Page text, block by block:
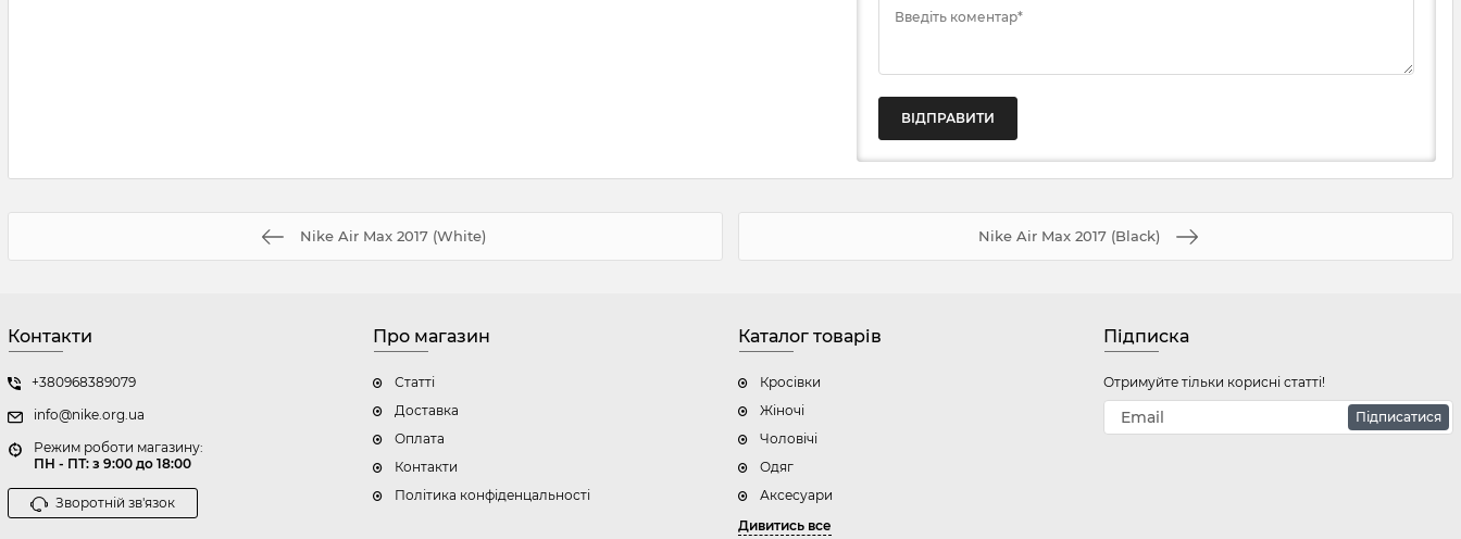
Введіть коментар*
Nike Air Max 2017 (White) Nike Air Max 2017 (Black)
Контакти
+380968389079
info@nike.org.ua
Режим роботи магазину:
ПН - ПТ: з 9:00 до 18:00
Зворотній зв'язок
Про магазин
Статті
Доставка
Оплата
Контакти
Політика конфіденцальності
Каталог товарів
Кросівки
Жіночі
Чоловічі
Одяг
Аксесуари
Дивитись все
Підписка
Отримуйте тільки корисні статті!
Підписатися